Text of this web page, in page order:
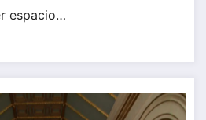
espacio…